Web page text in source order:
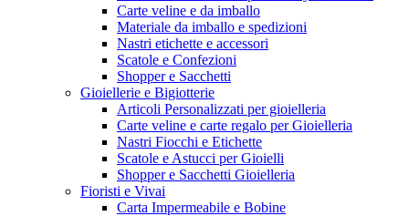
Carte veline e da imballo
Materiale da imballo e spedizioni
Nastri etichette e accessori
Scatole e Confezioni
Shopper e Sacchetti
Gioiellerie e Bigiotterie
Articoli Personalizzati per gioielleria
Carte veline e carte regalo per Gioielleria
Nastri Fiocchi e Etichette
Scatole e Astucci per Gioielli
Shopper e Sacchetti Gioielleria
Fioristi e Vivai
Carta Impermeabile e Bobine